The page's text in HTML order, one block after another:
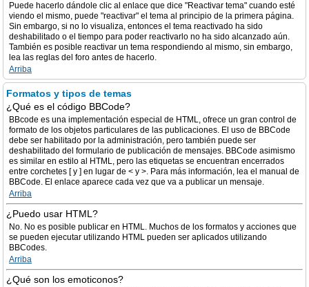
Puede hacerlo dándole clic al enlace que dice "Reactivar tema" cuando esté
viendo el mismo, puede "reactivar" el tema al principio de la primera página.
Sin embargo, si no lo visualiza, entonces el tema reactivado ha sido
deshabilitado o el tiempo para poder reactivarlo no ha sido alcanzado aún.
También es posible reactivar un tema respondiendo al mismo, sin embargo,
lea las reglas del foro antes de hacerlo.
Arriba
Formatos y tipos de temas
¿Qué es el código BBCode?
BBcode es una implementación especial de HTML, ofrece un gran control de
formato de los objetos particulares de las publicaciones. El uso de BBCode
debe ser habilitado por la administración, pero también puede ser
deshabilitado del formulario de publicación de mensajes. BBCode asimismo
es similar en estilo al HTML, pero las etiquetas se encuentran encerrados
entre corchetes [ y ] en lugar de < y >. Para más información, lea el manual de
BBCode. El enlace aparece cada vez que va a publicar un mensaje.
Arriba
¿Puedo usar HTML?
No. No es posible publicar en HTML. Muchos de los formatos y acciones que
se pueden ejecutar utilizando HTML pueden ser aplicados utilizando
BBCodes.
Arriba
¿Qué son los emoticonos?